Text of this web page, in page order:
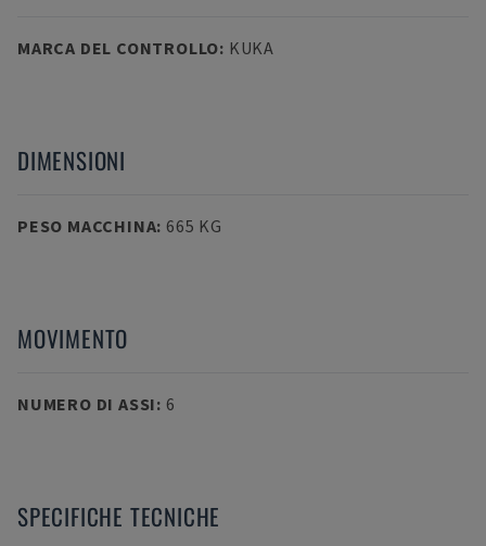
MARCA DEL CONTROLLO: KUKA
DIMENSIONI
PESO MACCHINA: 665 KG
MOVIMENTO
NUMERO DI ASSI: 6
SPECIFICHE TECNICHE